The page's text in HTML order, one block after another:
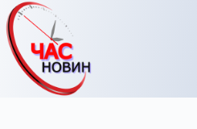
Перейти
до
вмісту